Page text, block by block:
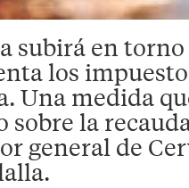
subirá en torno
los
Una medida
sobre la
general de